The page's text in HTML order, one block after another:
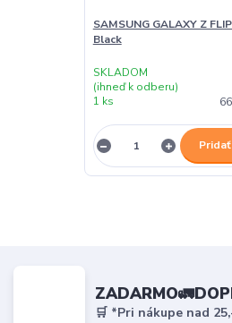
SAMSUNG GALAXY Z
Black
SKLADOM
(ihneď k odberu)
1 ks
🛒 *Pri nákupe nad